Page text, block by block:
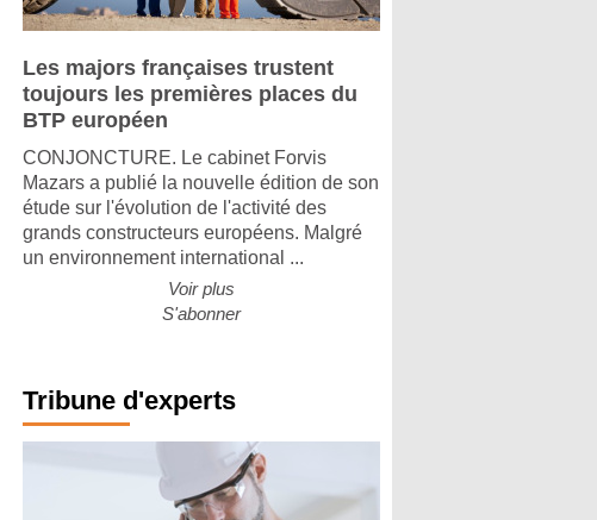
Les majors françaises trustent
toujours les premières places du
BTP européen
CONJONCTURE. Le cabinet Forvis
Mazars a publié la nouvelle édition de son
étude sur l'évolution de l'activité des
grands constructeurs européens. Malgré
un environnement international ...
Voir plus
S'abonner
Tribune d'experts